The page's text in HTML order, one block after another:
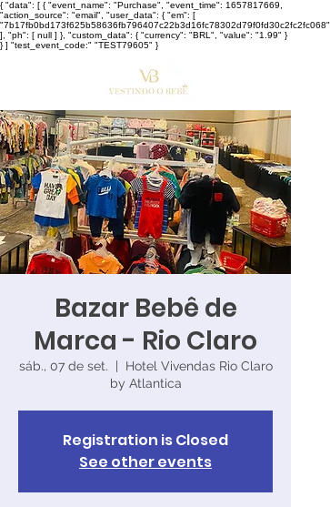
{ "data": [ { "event_name": "Purchase", "event_time": 1657817669,
"action_source": "email", "user_data": { "em": [
"7b17fb0bd173f625b58636fb796407c22b3d16fc78302d79f0fd30c2fc2fc068"
], "ph": [ null ] }, "custom_data": { "currency": "BRL", "value": "1.99" }
} ] "test_event_code:" "TEST79605" }
Bazar Bebê de
Marca - Rio Claro
sáb., 07 de set.
Hotel Vivendas Rio Claro
by Atlantica
Registration is Closed
See other events